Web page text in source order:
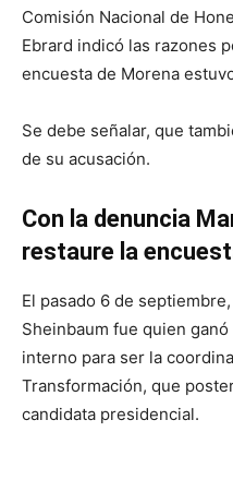
Comisión Nacional de
Ebrard indicó las razones
encuesta de Morena
Se debe señalar, que
de su acusación.
Con la denuncia
restaure la
El pasado 6 de
Sheinbaum fue quien
interno para ser la
Transformación, que
candidata presidencial.